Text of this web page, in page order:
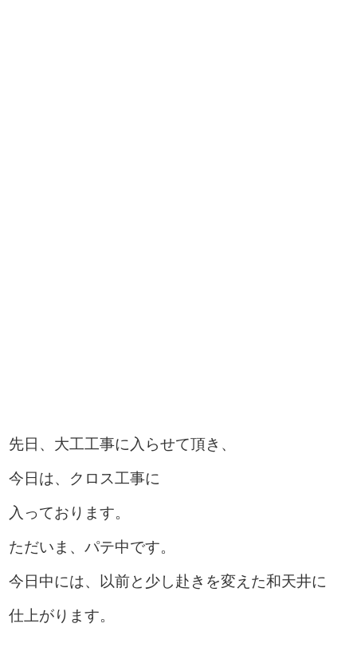
先日、大工工事に入らせて頂き、
今日は、クロス工事に
入っております。
ただいま、パテ中です。
今日中には、以前と少し赴きを変えた和天井に
仕上がります。